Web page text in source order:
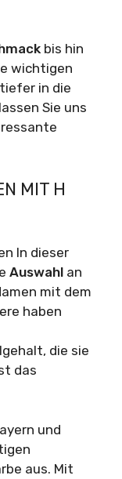
bis hin
wichtigen
in die
Sie uns
MIT H
In dieser
Auswahl an
mit dem
haben
die sie
das
und
aus. Mit